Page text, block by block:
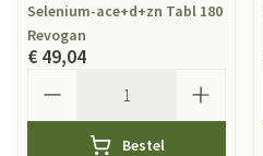
Selenium-ace+d+zn Tabl 180
Revogan
€ 49,04
Bestel